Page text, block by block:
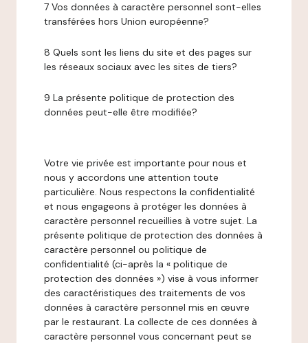
7 Vos données à caractère personnel sont-elles
transférées hors Union européenne?
8 Quels sont les liens du site et des pages sur
les réseaux sociaux avec les sites de tiers?
9 La présente politique de protection des
données peut-elle être modifiée?
Votre vie privée est importante pour nous et
nous y accordons une attention toute
particulière. Nous respectons la confidentialité
et nous engageons à protéger les données à
caractère personnel recueillies à votre sujet. La
présente politique de protection des données à
caractère personnel ou politique de
confidentialité (ci-après la « politique de
protection des données ») vise à vous informer
des caractéristiques des traitements de vos
données à caractère personnel mis en œuvre
par le restaurant. La collecte de ces données à
caractère personnel vous concernant peut se